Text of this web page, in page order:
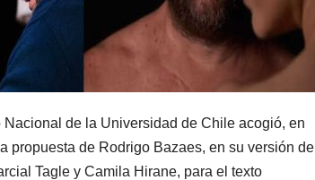
Nacional de la Universidad de Chile acogió, en
propuesta de Rodrigo Bazaes, en su versión de
Tagle y Camila Hirane, para el texto